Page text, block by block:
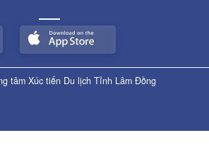
tâm Xúc tiến Du lịch Tỉnh Lâm Đồng